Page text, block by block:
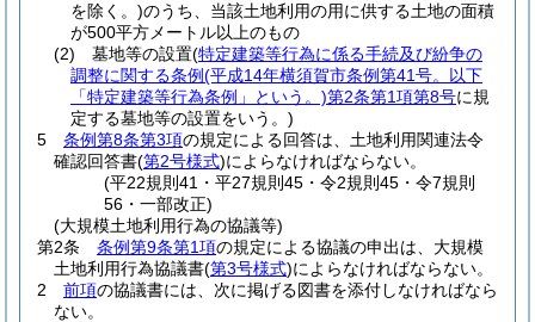
を除く。)のうち、当該土地利用の用に供する土地の面積
が500平方メートル以上のもの
(2)
墓地等の設置(特定建築等行為に係る手続及び紛争の
調整に関する条例(平成14年横須賀市条例第41号。以下
「特定建築等行為条例」という。)第2条第1項第8号に規
定する墓地等の設置をいう。)
5
条例第8条第3項の規定による回答は、土地利用関連法令
確認回答書(第2号様式)によらなければならない。
(平22規則41・平27規則45・令2規則45・令7規則
56・一部改正)
(大規模土地利用行為の協議等)
第2条
条例第9条第1項の規定による協議の申出は、大規模
土地利用行為協議書(第3号様式)によらなければならない。
2
前項の協議書には、次に掲げる図書を添付しなければなら
ない。